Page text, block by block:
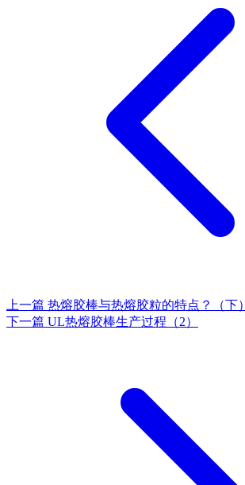
上一篇 热熔胶棒与热熔胶粒的特点？（下）
下一篇 UL热熔胶棒生产过程（2）